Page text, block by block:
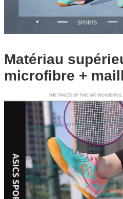
Matériau
microfibre +